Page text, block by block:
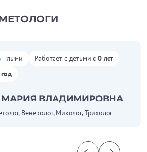
Работает с детьми с 0 лет
МАРИЯ ВЛАДИМИРОВНА
Венеролог, Миколог, Трихолог